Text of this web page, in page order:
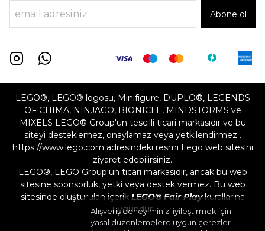
Alışveriş deneyiminizi iyileştirmek için
yasal düzenlemelere uygun çerezler
Abone ol
LEGO®, LEGO® logosu, Minifigure, DUPLO®, LEGENDS
OF CHIMA, NINJAGO, BIONICLE, MINDSTORMS ve
MIXELS LEGO® Group'un tescilli ticari markasıdır ve bu
siteyi desteklemez, onaylamaz veya yetkilendirmez .
https://www.lego.com adresindeki resmi Lego web sitesini
ziyaret edebilirsiniz.
LEGO®, LEGO Group'un ticari markasıdır, ancak bu web
sitesine sponsorluk, yetki veya destek vermez. Bu web
sitesinde oluşturulan içerik LEGO® Fair Playkurallarına
uygundur